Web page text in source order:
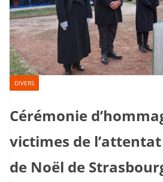
DIVERS
Cérémonie
victimes de
de Noël de